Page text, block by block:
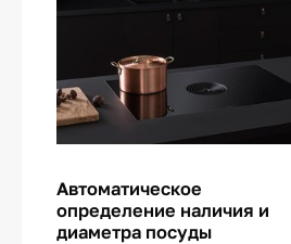
Автоматическое
определение наличия и
диаметра посуды